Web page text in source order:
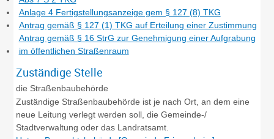
Anlage 4 Fertigstellungsanzeige gem § 127 (8) TKG
Antrag gemäß § 127 (1) TKG auf Erteilung einer Zustimmung
Antrag gemäß § 16 StrG zur Genehmigung einer Aufgrabung
im öffentlichen Straßenraum
Zuständige Stelle
die Straßenbaubehörde
Zuständige Straßenbaubehörde ist je nach Ort, an dem eine
neue Leitung verlegt werden soll, die Gemeinde-/
Stadtverwaltung oder das Landratsamt.